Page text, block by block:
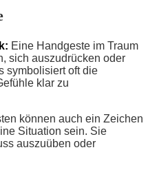
Eine Handgeste im Traum
sich auszudrücken oder
symbolisiert oft die
klar zu
können auch ein Zeichen
Situation sein. Sie
auszuüben oder